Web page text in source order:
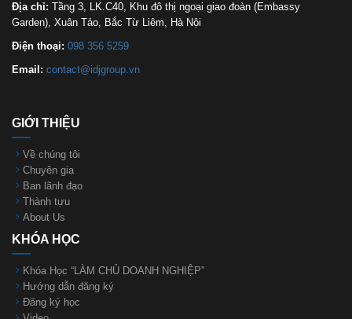
Địa chỉ: Tầng 3, LK.C40, Khu đô thị ngoại giao đoàn (Embassy
Garden), Xuân Tảo, Bắc Từ Liêm, Hà Nội
Điện thoại: 098 356 5259
Email: contact@idjgroup.vn
GIỚI THIỆU
Về chúng tôi
Chuyên gia
Ban lãnh đạo
Thành tựu
About Us
KHÓA HỌC
Khóa Học “LÀM CHỦ DOANH NGHIỆP”
Hướng dẫn đăng ký
Đăng ký học